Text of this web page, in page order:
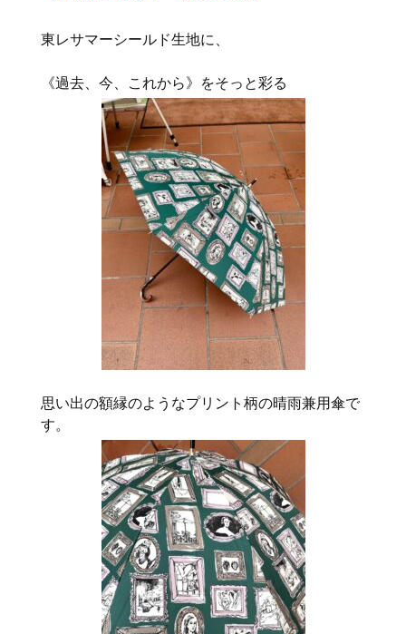
東レサマーシールド生地に、
《過去、今、これから》をそっと彩る
思い出の額縁のようなプリント柄の晴雨兼用傘で
す。